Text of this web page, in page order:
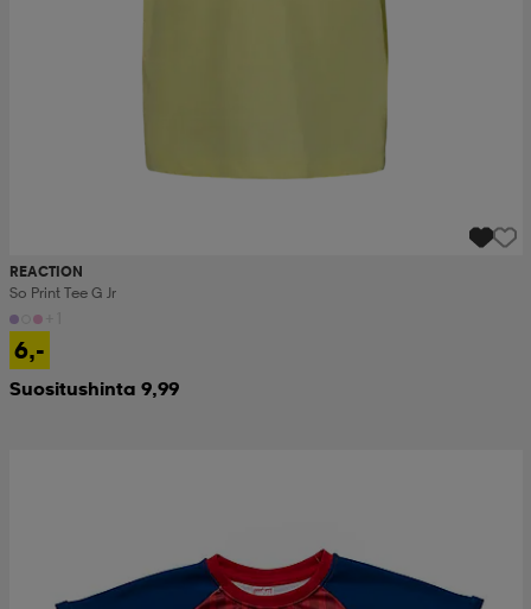
REACTION
So Print Tee G Jr
6,-
Suositushinta 9,99